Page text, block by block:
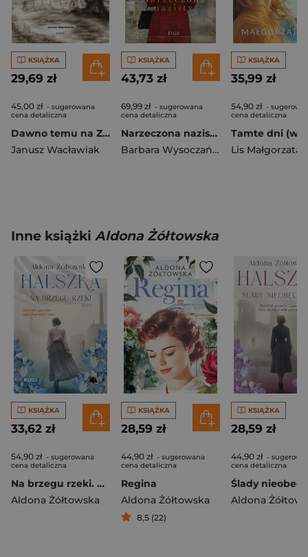
KSIĄŻKA
29,69 zł
45,00 zł - sugerowana
cena detaliczna
Dawno temu na Ziemi Dobrzyńskiej
Janusz Wacławiak
KSIĄŻKA
43,73 zł
69,99 zł - sugerowana
cena detaliczna
Narzeczona nazisty wyd. 5
Barbara Wysoczańska
KSIĄŻKA
35,99 zł
54,90 zł -
cena detaliczna
Lis Małgorzata
Inne książki Aldona Żółtowska
KSIĄŻKA
33,62 zł
54,90 zł - sugerowana
cena detaliczna
Na brzegu rzeki. Halszka. Tom 1. Duże Litery
Aldona Żółtowska
KSIĄŻKA
28,59 zł
44,90 zł - sugerowana
cena detaliczna
Regina
Aldona Żółtowska
8,5 (22)
KSIĄŻKA
28,59 zł
44,90 zł -
cena detaliczna
Aldona